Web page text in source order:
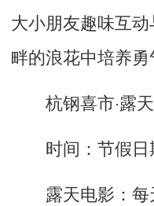
大小朋友趣味互
畔的浪花中培养勇
杭钢喜市·露天
时间：节假日
露天电影：每